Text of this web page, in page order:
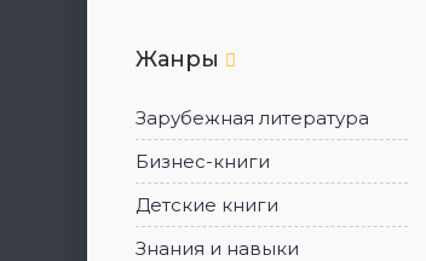
Жанры
Зарубежная литература
Бизнес-книги
Детские книги
Знания и навыки